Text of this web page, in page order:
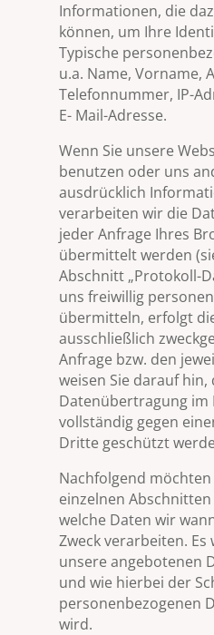
Informationen, die
können, um Ihre
Typische
u.a. Name, Vorname,
Telefonnummer, IP-
E- Mail-Adresse.
Wenn Sie unsere
benutzen oder uns
ausdrücklich
verarbeiten wir die
jeder Anfrage Ihres
übermittelt werden
Abschnitt „Protokoll-
uns freiwillig
übermitteln, erfolgt
ausschließlich
Anfrage bzw. den
weisen Sie darauf hin,
Datenübertragung im
vollständig gegen
Dritte geschützt
Nachfolgend
einzelnen
welche Daten wir
Zweck verarbeiten.
unsere angebotenen
und wie hierbei der
personenbezogenen
wird.